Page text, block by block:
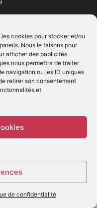
cookies pour stocker et/ou
Nous le faisons pour
afficher des publicités
nous permettra de traiter
navigation ou les ID uniques
retirer son consentement
et
de confidentialité